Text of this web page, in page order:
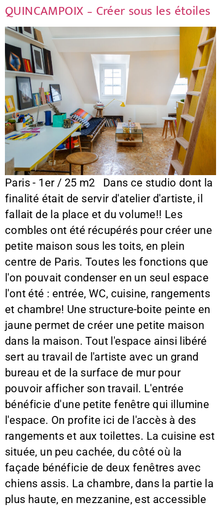
QUINCAMPOIX – Créer sous les étoiles
Paris - 1er / 25 m2 Dans ce studio dont la
finalité était de servir d'atelier d'artiste, il
fallait de la place et du volume!! Les
combles ont été récupérés pour créer une
petite maison sous les toits, en plein
centre de Paris. Toutes les fonctions que
l'on pouvait condenser en un seul espace
l'ont été : entrée, WC, cuisine, rangements
et chambre! Une structure-boite peinte en
jaune permet de créer une petite maison
dans la maison. Tout l'espace ainsi libéré
sert au travail de l'artiste avec un grand
bureau et de la surface de mur pour
pouvoir afficher son travail. L'entrée
bénéficie d'une petite fenêtre qui illumine
l'espace. On profite ici de l'accès à des
rangements et aux toilettes. La cuisine est
située, un peu cachée, du côté où la
façade bénéficie de deux fenêtres avec
chiens assis. La chambre, dans la partie la
plus haute, en mezzanine, est accessible